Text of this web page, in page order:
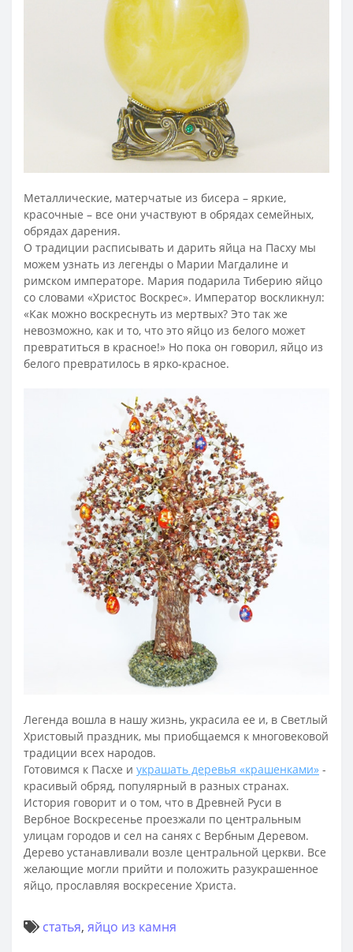
Металлические, матерчатые из бисера – яркие,
красочные – все они участвуют в обрядах семейных,
обрядах дарения.
О традиции расписывать и дарить яйца на Пасху мы
можем узнать из легенды о Марии Магдалине и
римском императоре. Мария подарила Тиберию яйцо
со словами «Христос Воскрес». Император воскликнул:
«Как можно воскреснуть из мертвых? Это так же
невозможно, как и то, что это яйцо из белого может
превратиться в красное!» Но пока он говорил, яйцо из
белого превратилось в ярко-красное.
Легенда вошла в нашу жизнь, украсила ее и, в Светлый
Христовый праздник, мы приобщаемся к многовековой
традиции всех народов.
Готовимся к Пасхе и украшать деревья «крашенками» -
красивый обряд, популярный в разных странах.
История говорит и о том, что в Древней Руси в
Вербное Воскресенье проезжали по центральным
улицам городов и сел на санях с Вербным Деревом.
Дерево устанавливали возле центральной церкви. Все
желающие могли прийти и положить разукрашенное
яйцо, прославляя воскресение Христа.
статья, яйцо из камня